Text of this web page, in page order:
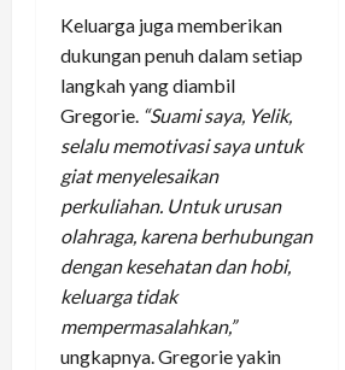
Keluarga juga memberikan
dukungan penuh dalam setiap
langkah yang diambil
Gregorie. “Suami saya, Yelik,
selalu memotivasi saya untuk
giat menyelesaikan
perkuliahan. Untuk urusan
olahraga, karena berhubungan
dengan kesehatan dan hobi,
keluarga tidak
mempermasalahkan,”
ungkapnya. Gregorie yakin